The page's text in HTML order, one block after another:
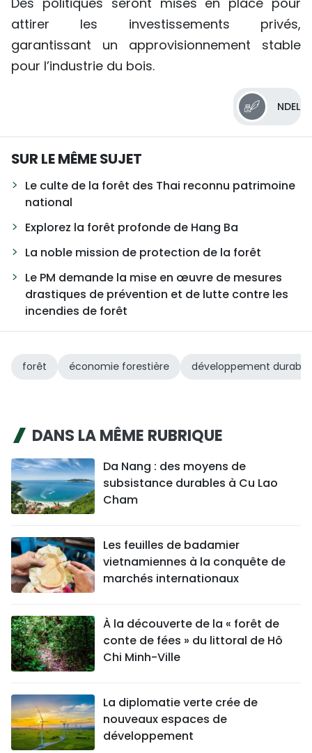
attirer les investissements privés,
garantissant un approvisionnement stable
pour l’industrie du bois.
NDEL
SUR LE MÊME SUJET
Le culte de la forêt des Thai reconnu patrimoine
national
Explorez la forêt profonde de Hang Ba
La noble mission de protection de la forêt
Le PM demande la mise en œuvre de mesures
drastiques de prévention et de lutte contre les
incendies de forêt
forêt économie forestière développement durable
DANS LA MÊME RUBRIQUE
Da Nang : des moyens de
subsistance durables à Cu Lao
Cham
Les feuilles de badamier
vietnamiennes à la conquête de
marchés internationaux
À la découverte de la « forêt de
conte de fées » du littoral de Hô
Chi Minh-Ville
La diplomatie verte crée de
nouveaux espaces de
développement